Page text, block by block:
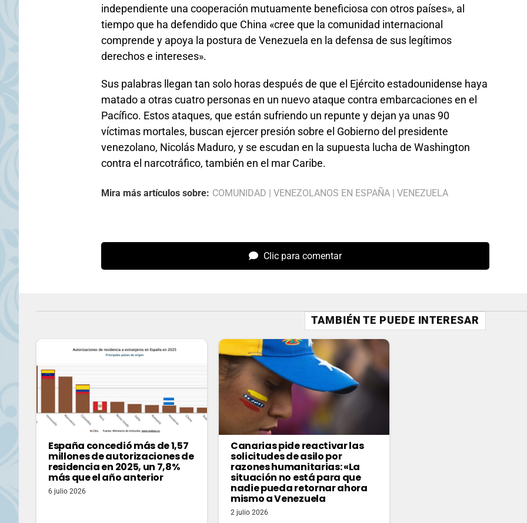
independiente una cooperación mutuamente beneficiosa con otros países», al
tiempo que ha defendido que China «cree que la comunidad internacional
comprende y apoya la postura de Venezuela en la defensa de sus legítimos
derechos e intereses».
Sus palabras llegan tan solo horas después de que el Ejército estadounidense haya
matado a otras cuatro personas en un nuevo ataque contra embarcaciones en el
Pacífico. Estos ataques, que están sufriendo un repunte y dejan ya unas 90
víctimas mortales, buscan ejercer presión sobre el Gobierno del presidente
venezolano, Nicolás Maduro, y se escudan en la supuesta lucha de Washington
contra el narcotráfico, también en el mar Caribe.
Mira más artículos sobre: COMUNIDAD VENEZOLANOS EN ESPAÑA VENEZUELA
Clic para comentar
TAMBIÉN TE PUEDE INTERESAR
España concedió más de 1,57
millones de autorizaciones de
residencia en 2025, un 7,8%
más que el año anterior
6 julio 2026
Canarias pide reactivar las
solicitudes de asilo por
razones humanitarias: «La
situación no está para que
nadie pueda retornar ahora
mismo a Venezuela
2 julio 2026